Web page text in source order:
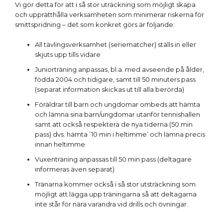
Vi gör detta för att i så stor uträckning som möjligt skapa
och upprätthålla verksamheten som minimerar riskerna för
smittspridning – det som konkret görs är följande:
All tävlingsverksamhet (seriematcher) ställs in eller
skjuts upp tills vidare
Juniorträning anpassas, bl.a. med avseende på ålder,
födda 2004 och tidigare, samt till 50 minuters pass
(separat information skickas ut till alla berörda)
Föräldrar till barn och ungdomar ombeds att hämta
och lämna sina barn/ungdomar utanför tennishallen
samt att också respektera de nya tiderna (50 min
pass) dvs. hämta ’10 min i heltimme’ och lämna precis
innan heltimme
Vuxenträning anpassas till 50 min pass (deltagare
informeras även separat)
Tränarna kommer också i så stor utsträckning som
möjligt att lägga upp träningarna så att deltagarna
inte står för nära varandra vid drills och övningar.